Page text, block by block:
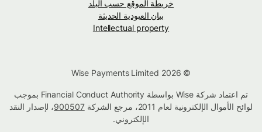
خريطة الموقع حسب البلد
بيان العبودية الحديثة
Intellectual property
تم اعتماد شركة Wise بواسطة Financial Conduct Authority بموجب
لوائح الأموال الإلكترونية لعام 2011، مرجع الشركة
900507، لإصدار النقد
الإلكتروني.